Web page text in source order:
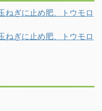
ねぎに止め肥、トウモロ
ねぎに止め肥、トウモロ